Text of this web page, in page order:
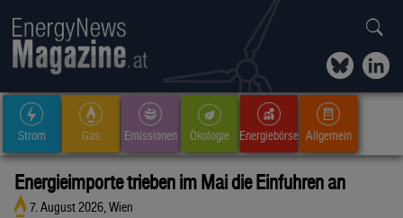
Strom Gas Emissionen Ökologie Energiebörse Allgemein
Energieimporte trieben im Mai die Einfuhren an
7. August 2026, Wien